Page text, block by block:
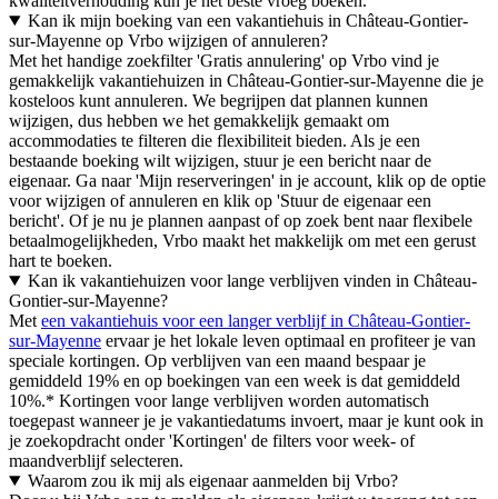
Kan ik mijn boeking van een vakantiehuis in Château-Gontier-
sur-Mayenne op Vrbo wijzigen of annuleren?
Met het handige zoekfilter 'Gratis annulering' op Vrbo vind je
gemakkelijk vakantiehuizen in Château-Gontier-sur-Mayenne die je
kosteloos kunt annuleren. We begrijpen dat plannen kunnen
wijzigen, dus hebben we het gemakkelijk gemaakt om
accommodaties te filteren die flexibiliteit bieden. Als je een
bestaande boeking wilt wijzigen, stuur je een bericht naar de
eigenaar. Ga naar 'Mijn reserveringen' in je account, klik op de optie
voor wijzigen of annuleren en klik op 'Stuur de eigenaar een
bericht'. Of je nu je plannen aanpast of op zoek bent naar flexibele
betaalmogelijkheden, Vrbo maakt het makkelijk om met een gerust
hart te boeken.
Kan ik vakantiehuizen voor lange verblijven vinden in Château-
Gontier-sur-Mayenne?
Met een vakantiehuis voor een langer verblijf in Château-Gontier-
sur-Mayenne ervaar je het lokale leven optimaal en profiteer je van
speciale kortingen. Op verblijven van een maand bespaar je
gemiddeld 19% en op boekingen van een week is dat gemiddeld
10%.* Kortingen voor lange verblijven worden automatisch
toegepast wanneer je je vakantiedatums invoert, maar je kunt ook in
je zoekopdracht onder 'Kortingen' de filters voor week- of
maandverblijf selecteren.
Waarom zou ik mij als eigenaar aanmelden bij Vrbo?